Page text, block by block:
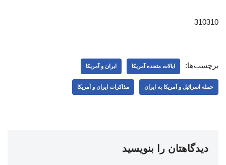
310310
برچسب‌ها: ایالات متحده آمریکا ایران و آمریکا
حمله اسرائیل و آمریکا به ایران مذاکرات ایران و آمریکا
دیدگاهتان را بنویسید